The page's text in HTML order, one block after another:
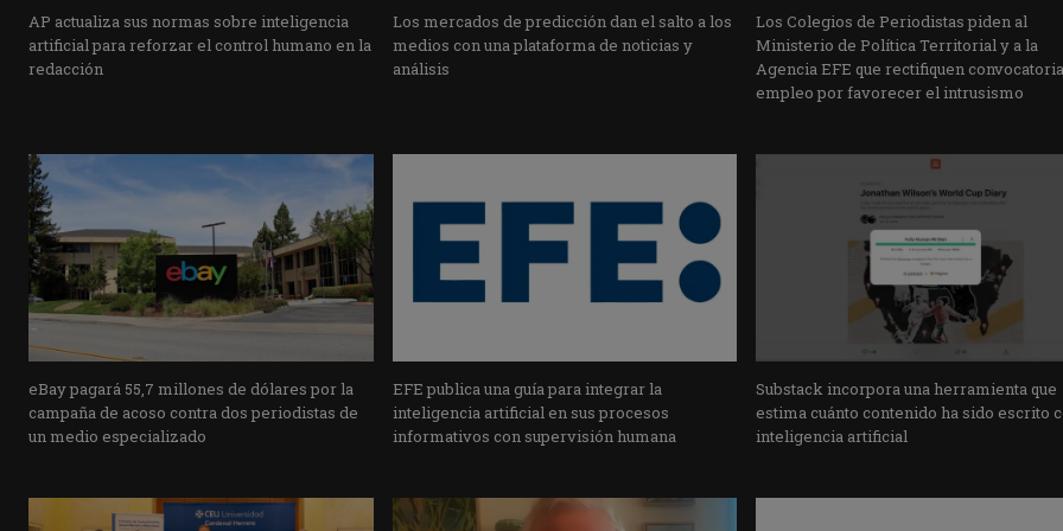
AP actualiza sus normas sobre inteligencia
artificial para reforzar el control humano en la
redacción
Los mercados de predicción dan el salto a los
medios con una plataforma de noticias y
análisis
Los Colegios de Periodistas piden al
Ministerio de Política Territorial y a la
Agencia EFE que rectifiquen
empleo por favorecer el intrusismo
eBay pagará 55,7 millones de dólares por la
campaña de acoso contra dos periodistas de
un medio especializado
EFE publica una guía para integrar la
inteligencia artificial en sus procesos
informativos con supervisión humana
Substack incorpora una herramienta que
estima cuánto contenido ha sido escrito
inteligencia artificial